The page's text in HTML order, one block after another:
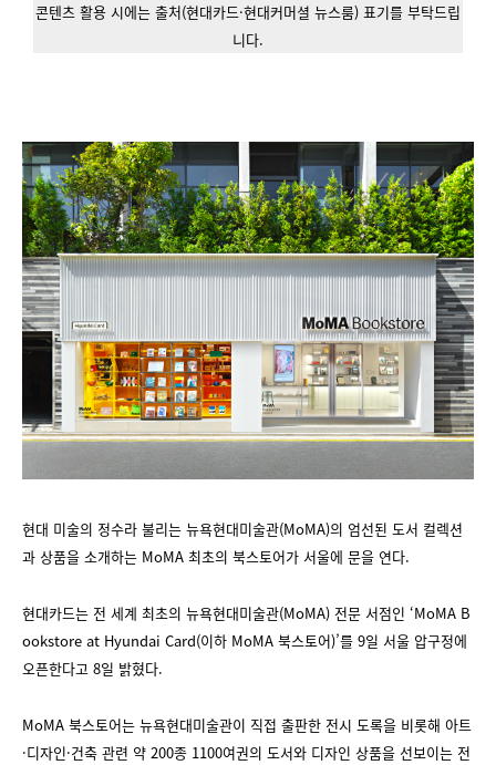
콘텐츠 활용 시에는 출처(현대카드·현대커머셜 뉴스룸) 표기를 부탁드립
니다.
현대 미술의 정수라 불리는 뉴욕현대미술관(MoMA)의 엄선된 도서 컬렉션
과 상품을 소개하는 MoMA 최초의 북스토어가 서울에 문을 연다.
현대카드는 전 세계 최초의 뉴욕현대미술관(MoMA) 전문 서점인 ‘MoMA B
ookstore at Hyundai Card(이하 MoMA 북스토어)’를 9일 서울 압구정에
오픈한다고 8일 밝혔다.
MoMA 북스토어는 뉴욕현대미술관이 직접 출판한 전시 도록을 비롯해 아트
·디자인·건축 관련 약 200종 1100여권의 도서와 디자인 상품을 선보이는 전